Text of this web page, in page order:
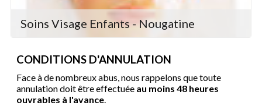
Soins Visage Enfants - Nougatine
CONDITIONS D'ANNULATION
Face à de nombreux abus, nous rappelons que toute
annulation doit être effectuée au moins 48 heures
ouvrables à l'avance.